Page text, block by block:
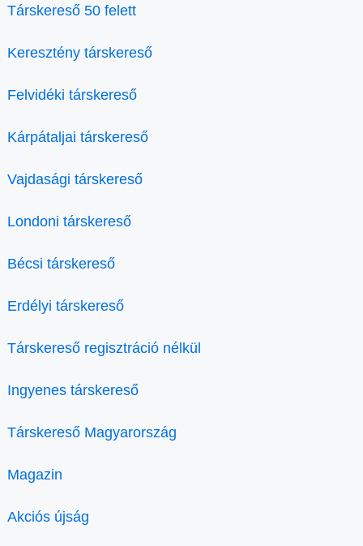
Társkereső 50 felett
Keresztény társkereső
Felvidéki társkereső
Kárpátaljai társkereső
Vajdasági társkereső
Londoni társkereső
Bécsi társkereső
Erdélyi társkereső
Társkereső regisztráció nélkül
Ingyenes társkereső
Társkereső Magyarország
Magazin
Akciós újság